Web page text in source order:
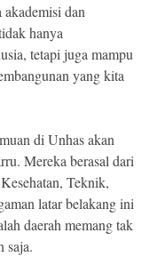
dan
hanya
tetapi juga mampu
yang kita
di Unhas akan
Mereka berasal dari
Teknik,
latar belakang ini
daerah memang tak
saja.